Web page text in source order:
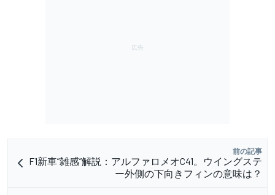
前の記事
F1新車”雑感”解説：アルファロメオC41。ウイングステ
ー外側の下向きフィンの意味は？